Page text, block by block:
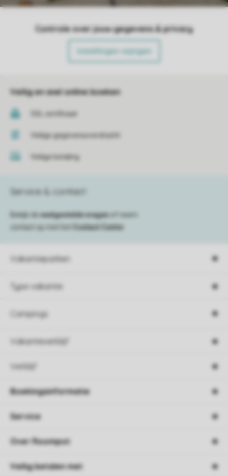
Controle over jouw gegevens & privacy
Instellingen wijzigen
Veilig en snel online boeken
SSL certificaat
Veilige gegevensoverdracht
Veilige betaling
Vakantieparken
Type vakantie
Campings
Vakantieverblijf
Verblijf
Service & contact
Bekijk de veelgestelde vragen
of neem
contact op met het
Contact Center
Boekingsinformatie
Service
Over Roompot
Veilig betalen met